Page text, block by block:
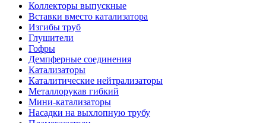
Коллекторы выпускные
Вставки вместо катализатора
Изгибы труб
Глушители
Гофры
Демпферные соединения
Катализаторы
Каталитические нейтрализаторы
Металлорукав гибкий
Мини-катализаторы
Насадки на выхлопную трубу